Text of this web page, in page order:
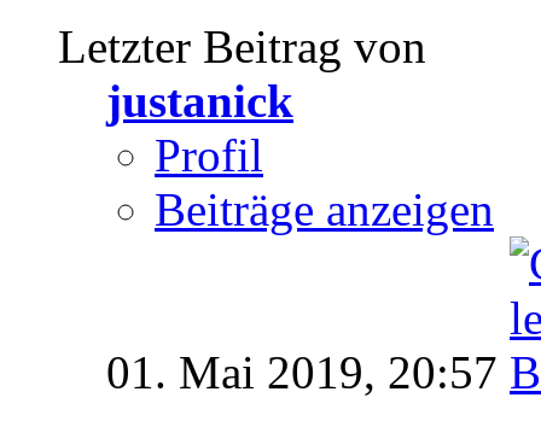
Letzter Beitrag von
justanick
Profil
Beiträge anzeigen
01. Mai 2019, 20:57